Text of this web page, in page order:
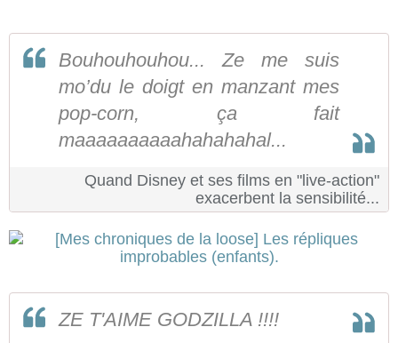
Bouhouhouhou... Ze me suis
mo’du le doigt en manzant mes
pop-corn, ça fait
maaaaaaaaaahahahahal...
Quand Disney et ses films en "live-action"
exacerbent la sensibilité...
ZE T'AIME GODZILLA !!!!